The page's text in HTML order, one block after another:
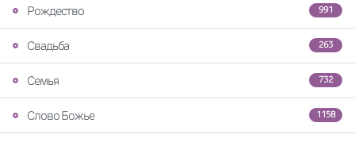
991
Рождество
263
Свадьба
732
Семья
1158
Слово Божье